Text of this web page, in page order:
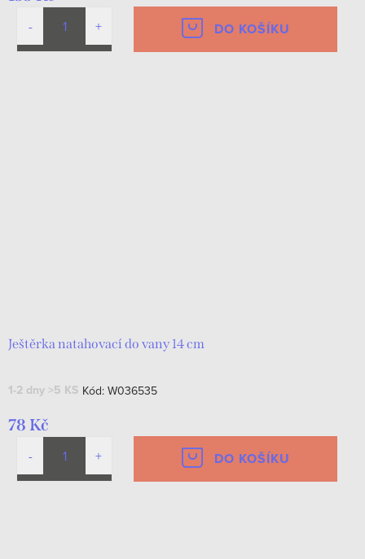
DO KOŠÍKU
Ještěrka natahovací do vany 14 cm
1-2 dny >5 KS Kód: W036535
78 Kč
DO KOŠÍKU